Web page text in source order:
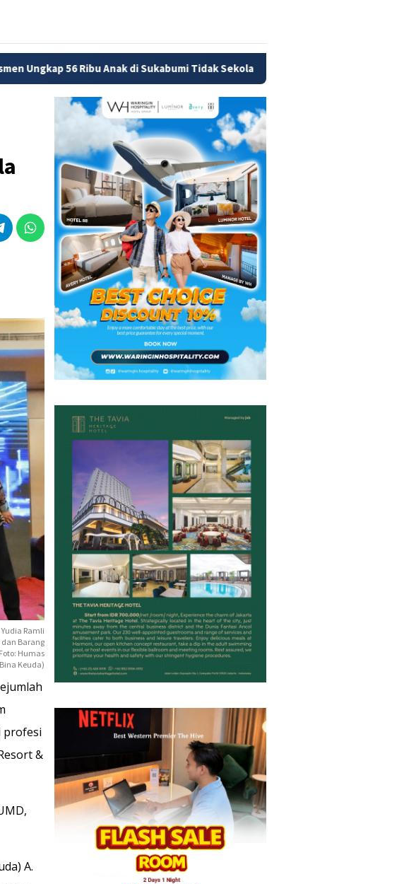
Anak di Sukabumi Tidak Sekolah Pemerintah Refokus Program MBG,
Ramli
dan Barang
Humas
Keuda)
profesi
&
A.